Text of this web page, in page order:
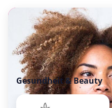
Gesundheit & Beauty